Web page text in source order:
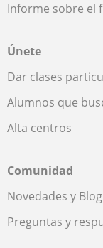
Informe sobre el
Únete
Dar clases
Alumnos que
Alta centros
Comunidad
Novedades y Blog
Preguntas y